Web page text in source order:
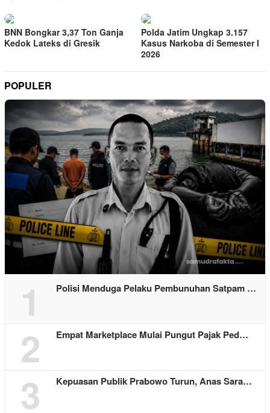
BNN Bongkar 3,37 Ton Ganja
Kedok Lateks di Gresik
Polda Jatim Ungkap 3.157
Kasus Narkoba di Semester I
2026
POPULER
1 Polisi Menduga Pelaku Pembunuhan Satpam …
2 Empat Marketplace Mulai Pungut Pajak Ped…
3 Kepuasan Publik Prabowo Turun, Anas Sara…